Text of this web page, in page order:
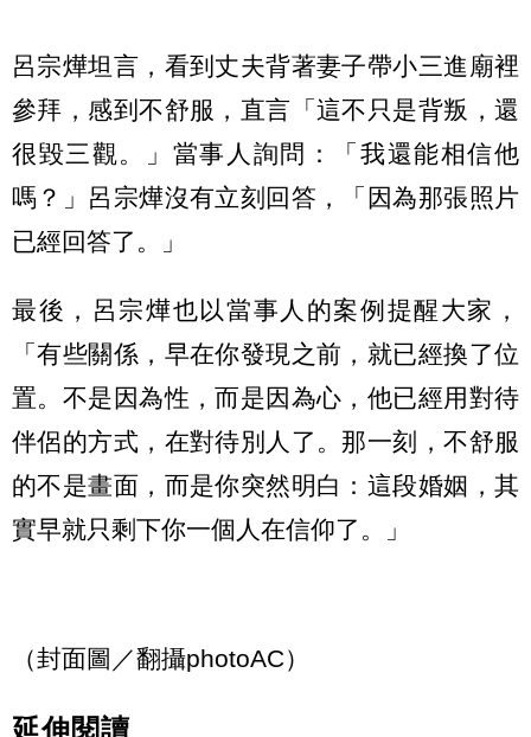
呂宗燁坦言，看到丈夫背著妻子帶小三進廟裡
參拜，感到不舒服，直言「這不只是背叛，還
很毀三觀。」當事人詢問：「我還能相信他
嗎？」呂宗燁沒有立刻回答，「因為那張照片
已經回答了。」
最後，呂宗燁也以當事人的案例提醒大家，
「有些關係，早在你發現之前，就已經換了位
置。不是因為性，而是因為心，他已經用對待
伴侶的方式，在對待別人了。那一刻，不舒服
的不是畫面，而是你突然明白：這段婚姻，其
實早就只剩下你一個人在信仰了。」
（封面圖／翻攝photoAC）
延伸閱讀